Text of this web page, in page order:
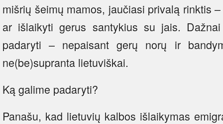
mišrių šeimų mamos, jaučiasi privalą rinktis
ar išlaikyti gerus santykius su jais.
padaryti – nepaisant gerų norų ir
ne(be)supranta lietuviškai.
Ką galime padaryti?
Panašu, kad lietuvių kalbos išlaikymas